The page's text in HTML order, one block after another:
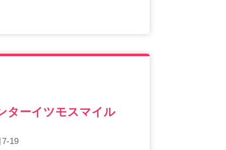
ターイツモスマイル
7-19